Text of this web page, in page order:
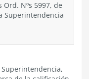
Ord. Nºs 5997, de
Superintendencia